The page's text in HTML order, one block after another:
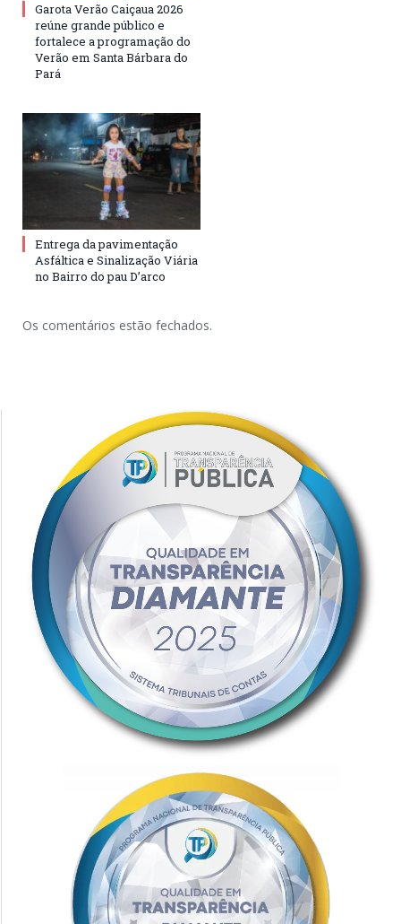
Garota Verão Caiçaua 2026
reúne grande público e
fortalece a programação do
Verão em Santa Bárbara do
Pará
Entrega da pavimentação
Asfáltica e Sinalização Viária
no Bairro do pau D’arco
Os comentários estão fechados.